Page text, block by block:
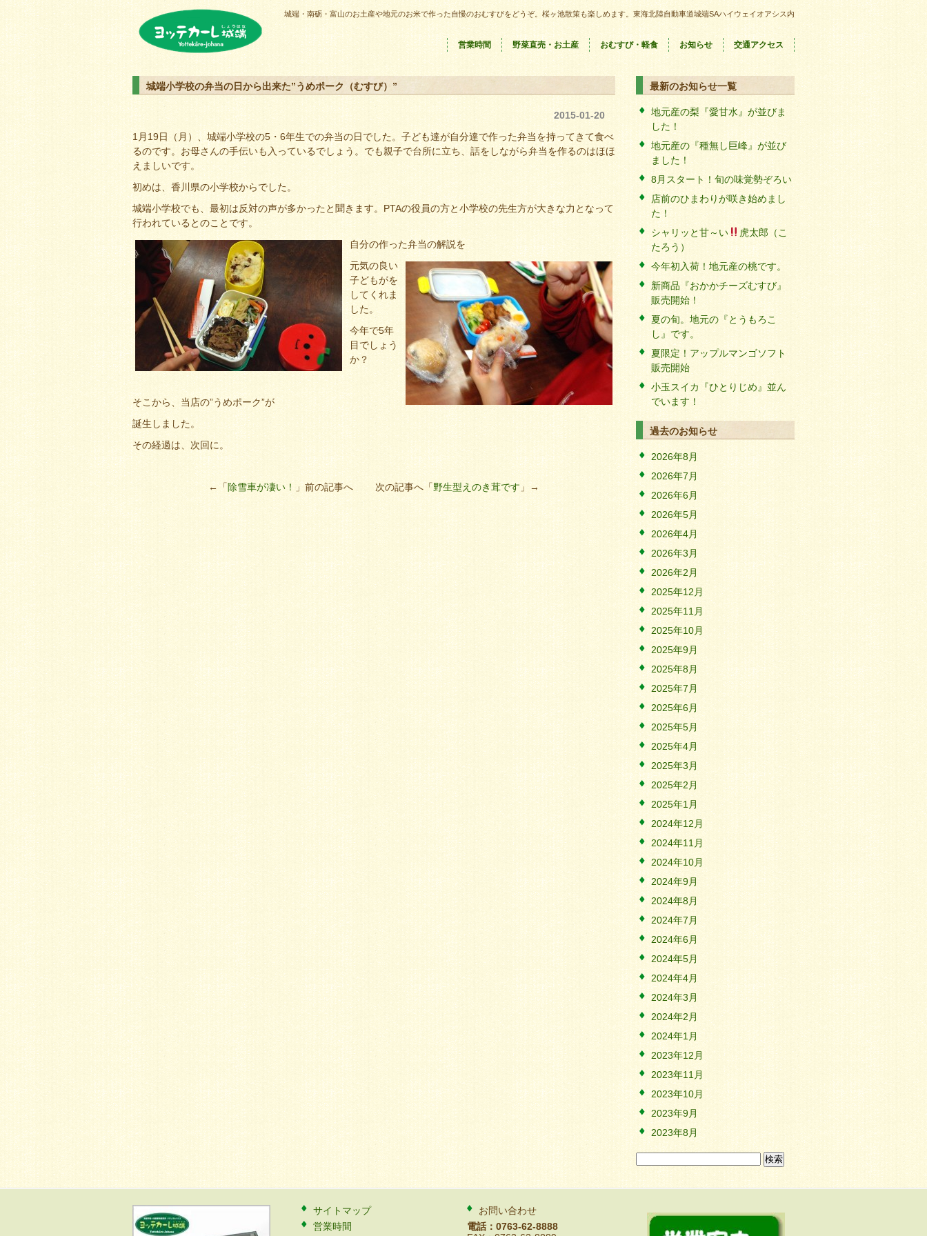
城端・南砺・富山のお土産や地元のお米で作った自慢のおむすびをどうぞ。桜ヶ池散策も楽しめます。東海北陸自動車道城端SAハイウェイオアシス内
営業時間 野菜直売・お土産 おむすび・軽食 お知らせ 交通アクセス
城端小学校の弁当の日から出来た”うめポーク（むすび）”
2015-01-20
1月19日（月）、城端小学校の5・6年生での弁当の日でした。子ども達が自分達で作った弁当を持ってきて食べ
るのです。お母さんの手伝いも入っているでしょう。でも親子で台所に立ち、話をしながら弁当を作るのはほほ
えましいです。
初めは、香川県の小学校からでした。
城端小学校でも、最初は反対の声が多かったと聞きます。PTAの役員の方と小学校の先生方が大きな力となって
行われているとのことです。
自分の作った弁当の解説を
元気の良い
子どもがを
してくれま
した。
今年で5年
目でしょう
か？
そこから、当店の”うめポーク”が
誕生しました。
その経過は、次回に。
←「除雪車が凄い！ 」前の記事へ 次の記事へ「野生型えのき茸です 」→
最新のお知らせ一覧
地元産の梨『愛甘水』が並びま
した！
地元産の『種無し巨峰』が並び
ました！
8月スタート！旬の味覚勢ぞろい
店前のひまわりが咲き始めまし
た！
シャリッと甘～い
虎太郎（こ
たろう）
今年初入荷！地元産の桃です。
新商品『おかかチーズむすび』
販売開始！
夏の旬。地元の『とうもろこ
し』です。
夏限定！アップルマンゴソフト
販売開始
小玉スイカ『ひとりじめ』並ん
でいます！
過去のお知らせ
2026年8月
2026年7月
2026年6月
2026年5月
2026年4月
2026年3月
2026年2月
2025年12月
2025年11月
2025年10月
2025年9月
2025年8月
2025年7月
2025年6月
2025年5月
2025年4月
2025年3月
2025年2月
2025年1月
2024年12月
2024年11月
2024年10月
2024年9月
2024年8月
2024年7月
2024年6月
2024年5月
2024年4月
2024年3月
2024年2月
2024年1月
2023年12月
2023年11月
2023年10月
2023年9月
2023年8月
サイトマップ
営業時間
お問い合わせ
電話：0763-62-8888